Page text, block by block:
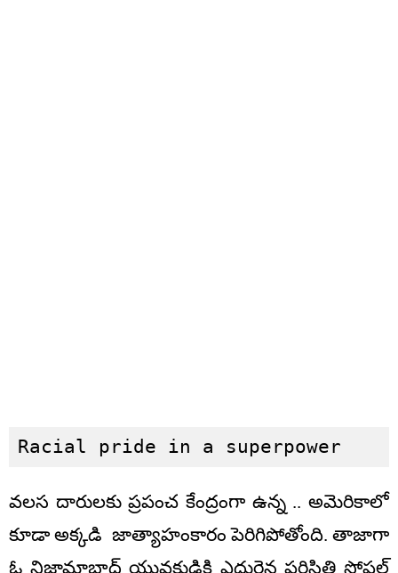
Racial pride in a superpower
వలస దారులకు ప్రపంచ కేంద్రంగా ఉన్న .. అమెరికాలో
కూడా అక్కడి జాత్యాహంకారం పెరిగిపోతోంది. తాజాగా
ఓ నిజామాబాద్ యువకుడికి ఎదురైన పరిస్థితి సోషల్